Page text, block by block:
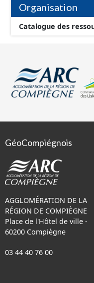
Organisation
Catalogue des
GéoCompiégnois
AGGLOMÉRATION DE LA
RÉGION DE COMPIÈGNE
Place de l'Hôtel de ville -
60200 Compiègne
03 44 40 76 00